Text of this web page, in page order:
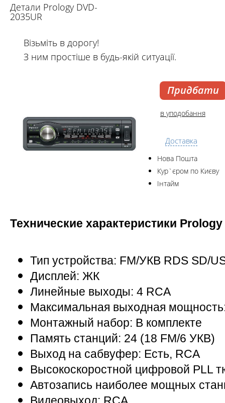
Детали Prology DVD-
2035UR
Візьміть в дорогу!
З ним простіше в будь-якій ситуації.
Придбати
в уподобання
Доставка
Нова Пошта
Кур`єром по Києву
Інтайм
Технические характеристики
Тип устройства: FM/УКВ RDS SD/
Дисплей: ЖК
Линейные выходы: 4 RCA
Максимальная выходная
Монтажный набор: В комплекте
Память станций: 24 (18 FM/6 УКВ)
Выход на сабвуфер: Есть, RCA
Высокоскоростной цифровой PLL
Автозапись наиболее мощных
Видеовыход: RCA